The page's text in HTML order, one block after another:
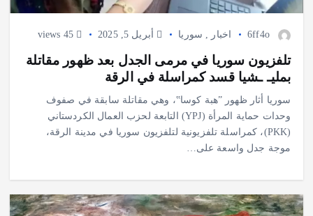
6ff4o اخبار , سوريا أبريل 5, 2025 45 views
تلفزيون سوريا في مرمى الجدل بعد ظهور مقاتلة
بمليـ ـشيا قسد كمراسلة في الرقة
سوريا أثار ظهور ”هبة كوسا‟، وهي مقاتلة سابقة في صفوف
وحدات حماية المرأة (YPJ) التابعة لحزب العمال الكردستاني
(PKK)، كمراسلة تلفزيونية لتلفزيون سوريا في مدينة الرقة،
موجة جدل واسعة على…